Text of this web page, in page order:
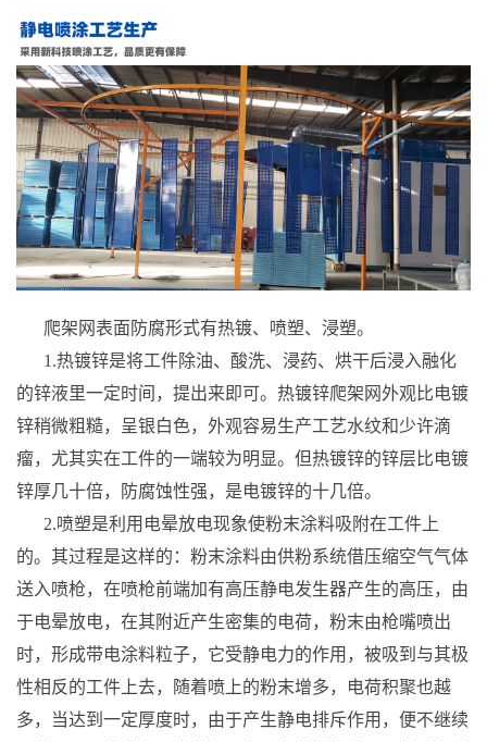
爬架网表面防腐形式有热镀、喷塑、浸塑。
1.热镀锌是将工件除油、酸洗、浸药、烘干后浸入融化
的锌液里一定时间，提出来即可。热镀锌爬架网外观比电镀
锌稍微粗糙，呈银白色，外观容易生产工艺水纹和少许滴
瘤，尤其实在工件的一端较为明显。但热镀锌的锌层比电镀
锌厚几十倍，防腐蚀性强，是电镀锌的十几倍。
2.喷塑是利用电晕放电现象使粉末涂料吸附在工件上
的。其过程是这样的：粉末涂料由供粉系统借压缩空气气体
送入喷枪，在喷枪前端加有高压静电发生器产生的高压，由
于电晕放电，在其附近产生密集的电荷，粉末由枪嘴喷出
时，形成带电涂料粒子，它受静电力的作用，被吸到与其极
性相反的工件上去，随着喷上的粉末增多，电荷积聚也越
多，当达到一定厚度时，由于产生静电排斥作用，便不继续